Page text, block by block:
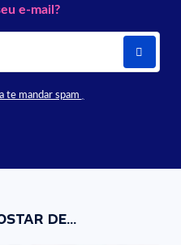
e-mail?
te mandar spam
DE...